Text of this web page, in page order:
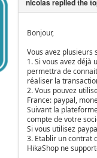
Bonjour,
Vous avez plusieurs
1. Si vous avez
permettra de
réaliser la
2. Vous pouvez
France: paypal,
Suivant la
compte de votre
Si vous utilisez
3. Etablir un contrat
HikaShop ne